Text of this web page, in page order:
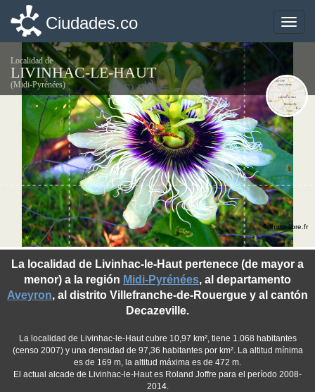
Toggle
Ciudades.co
Localidad de
LIVINHAC-LE-HAUT
(Midi-Pyrénées)
La localidad de Livinhac-le-Haut pertenece (de mayor a
menor) a la región Midi-Pyrénées, al departamento
Aveyron, al distrito Villefranche-de-Rouergue y al cantón
Decazeville.
La localidad de Livinhac-le-Haut cubre 10,97 km², tiene 1.068 habitantes
(censo 2007) y una densidad de 97,36 habitantes por km². La altitud mínima
es de 169 m, la altitud máxima es de 472 m.
El actual alcade de Livinhac-le-Haut es Roland Joffre para el período 2008-
2014.
©photo-libre.fr
Toggle
Ciudades.co